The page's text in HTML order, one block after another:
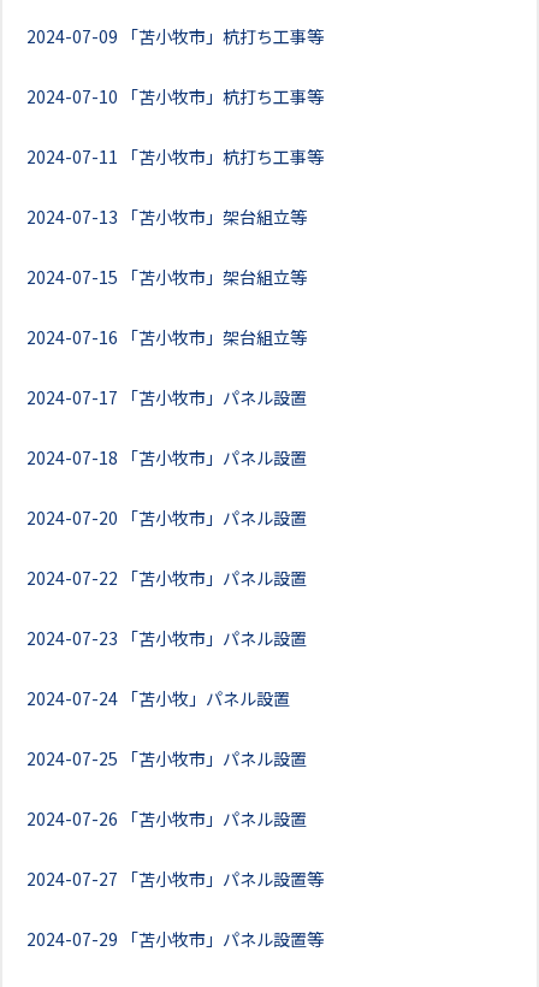
2024-07-09 「苫小牧市」杭打ち工事等
2024-07-10 「苫小牧市」杭打ち工事等
2024-07-11 「苫小牧市」杭打ち工事等
2024-07-13 「苫小牧市」架台組立等
2024-07-15 「苫小牧市」架台組立等
2024-07-16 「苫小牧市」架台組立等
2024-07-17 「苫小牧市」パネル設置
2024-07-18 「苫小牧市」パネル設置
2024-07-20 「苫小牧市」パネル設置
2024-07-22 「苫小牧市」パネル設置
2024-07-23 「苫小牧市」パネル設置
2024-07-24 「苫小牧」パネル設置
2024-07-25 「苫小牧市」パネル設置
2024-07-26 「苫小牧市」パネル設置
2024-07-27 「苫小牧市」パネル設置等
2024-07-29 「苫小牧市」パネル設置等